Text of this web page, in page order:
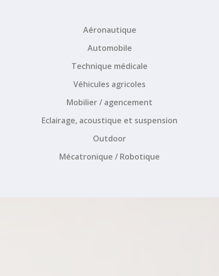
Aéronautique
Automobile
Technique médicale
Véhicules agricoles
Mobilier / agencement
Eclairage, acoustique et suspension
Outdoor
Mécatronique / Robotique